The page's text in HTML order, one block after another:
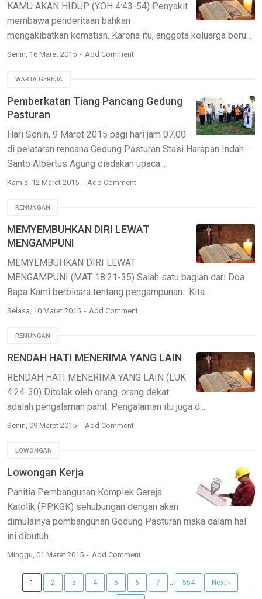
KAMU AKAN HIDUP (YOH 4:43-54) Penyakit
membawa penderitaan bahkan
mengakibatkan kematian. Karena itu, anggota keluarga beru...
Senin, 16 Maret 2015 Add Comment
WARTA GEREJA
Pemberkatan Tiang Pancang Gedung
Pasturan
Hari Senin, 9 Maret 2015 pagi hari jam 07.00
di pelataran rencana Gedung Pasturan Stasi Harapan Indah -
Santo Albertus Agung diadakan upaca...
Kamis, 12 Maret 2015 Add Comment
RENUNGAN
MEMYEMBUHKAN DIRI LEWAT
MENGAMPUNI
MEMYEMBUHKAN DIRI LEWAT
MENGAMPUNI (MAT 18:21-35) Salah satu bagian dari Doa
Bapa Kami berbicara tentang pengampunan. Kita...
Selasa, 10 Maret 2015 Add Comment
RENUNGAN
RENDAH HATI MENERIMA YANG LAIN
RENDAH HATI MENERIMA YANG LAIN (LUK
4:24-30) Ditolak oleh orang-orang dekat
adalah pengalaman pahit. Pengalaman itu juga d...
Senin, 09 Maret 2015 Add Comment
LOWONGAN
Lowongan Kerja
Panitia Pembangunan Komplek Gereja
Katolik (PPKGK) sehubungan dengan akan
dimulainya pembangunan Gedung Pasturan maka dalam hal
ini dibutuh...
Minggu, 01 Maret 2015 Add Comment
1 2 3 4 5 6 7 ... 554 Next ›